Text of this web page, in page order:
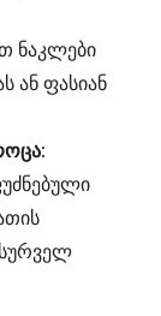
ნაკლები
ან ფასიან